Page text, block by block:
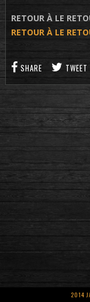
RETOUR À LE
RETOUR À LE
SHARE TWEET
2014